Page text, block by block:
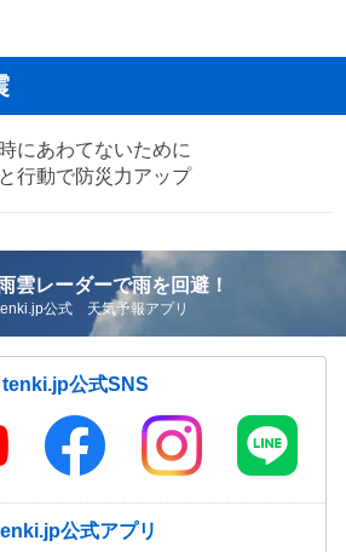
にあわてないために
行動で防災力アップ
雲レーダーで雨を回避！
公式 天気予報アプリ
tenki.jp公式SNS
公式アプリ